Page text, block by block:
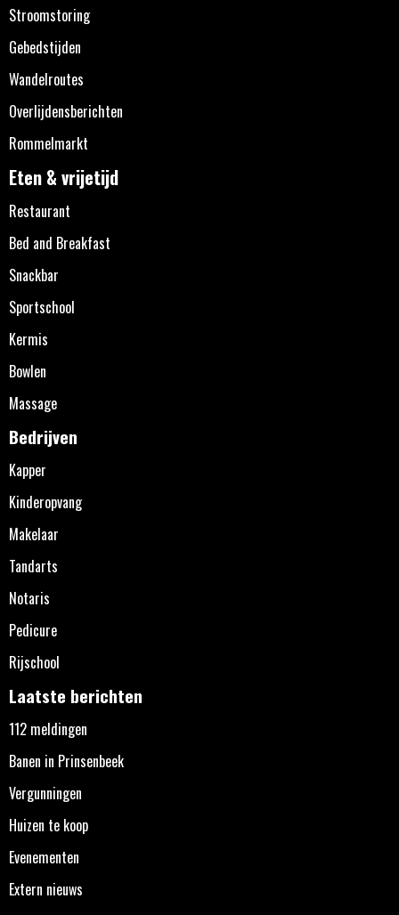
Stroomstoring
Gebedstijden
Wandelroutes
Overlijdensberichten
Rommelmarkt
Eten & vrijetijd
Restaurant
Bed and Breakfast
Snackbar
Sportschool
Kermis
Bowlen
Massage
Bedrijven
Kapper
Kinderopvang
Makelaar
Tandarts
Notaris
Pedicure
Rijschool
Laatste berichten
112 meldingen
Banen in Prinsenbeek
Vergunningen
Huizen te koop
Evenementen
Extern nieuws